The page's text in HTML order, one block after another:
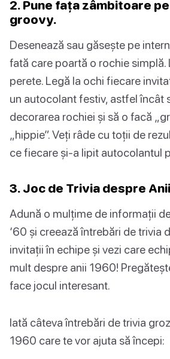
2. Pune fața zâmbitoare
groovy.
Desenează sau găsește pe
fată care poartă o rochie
perete. Legă la ochi fiecare
un autocolant festiv, astfel încât
decorarea rochiei și să o facă
„hippie”. Veți râde cu toții de
ce fiecare și-a lipit autocolantul
3. Joc de Trivia despre
Adună o mulțime de informații
‘60 și creează întrebări de trivia
invitații în echipe și vezi care
mult despre anii 1960!
face jocul interesant.
Iată câteva întrebări de trivia
1960 care te vor ajuta să începi: